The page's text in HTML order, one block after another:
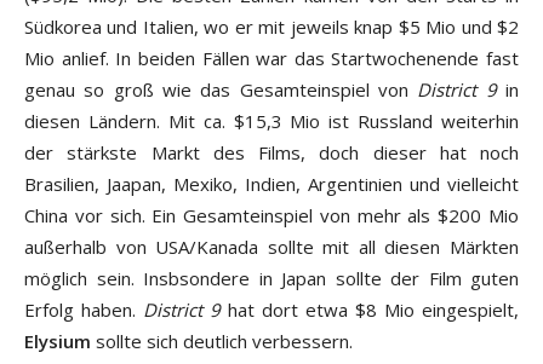
Südkorea und Italien, wo er mit jeweils knap $5 Mio und $2
Mio anlief. In beiden Fällen war das Startwochenende fast
genau so groß wie das Gesamteinspiel von District 9in
diesen Ländern. Mit ca. $15,3 Mio ist Russland weiterhin
der stärkste Markt des Films, doch dieser hat noch
Brasilien, Jaapan, Mexiko, Indien, Argentinien und vielleicht
China vor sich. Ein Gesamteinspiel von mehr als $200 Mio
außerhalb von USA/Kanada sollte mit all diesen Märkten
möglich sein. Insbsondere in Japan sollte der Film guten
Erfolg haben. District 9hat dort etwa $8 Mio eingespielt,
Elysium sollte sich deutlich verbessern.